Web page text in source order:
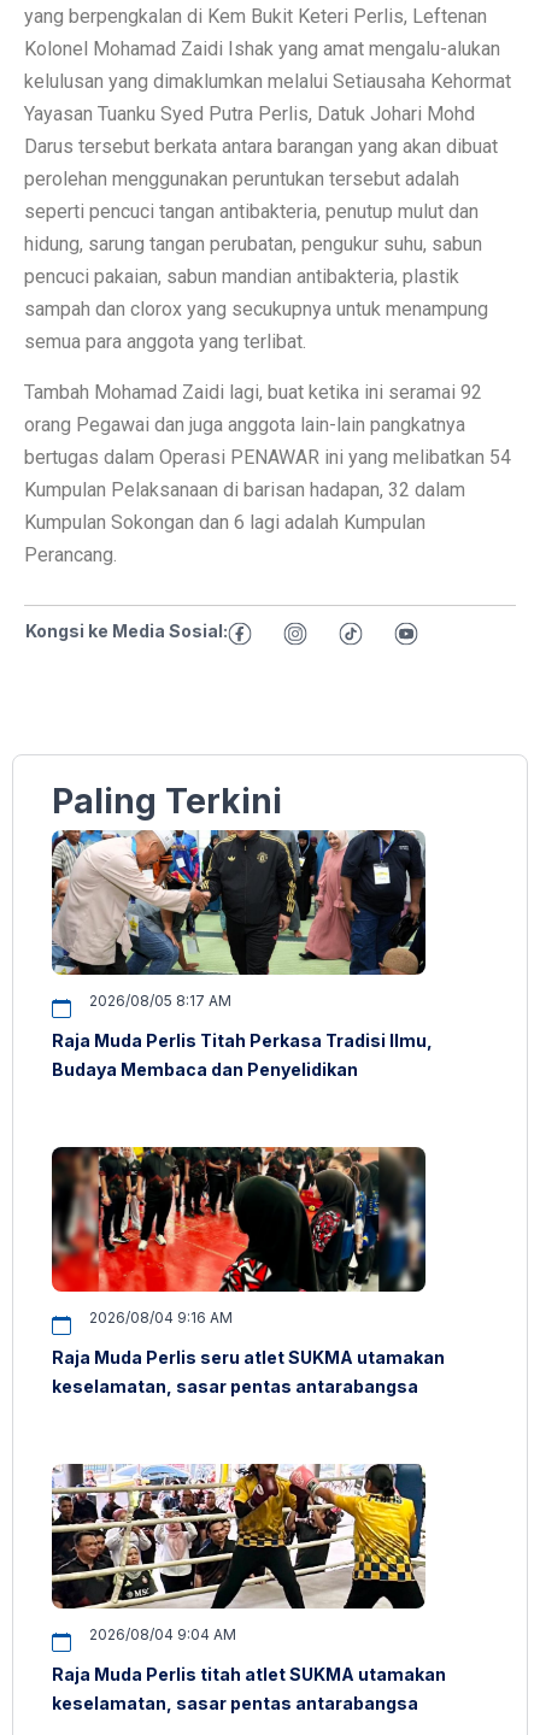
yang berpengkalan di Kem Bukit Keteri Perlis, Leftenan
Kolonel Mohamad Zaidi Ishak yang amat mengalu-alukan
kelulusan yang dimaklumkan melalui Setiausaha Kehormat
Yayasan Tuanku Syed Putra Perlis, Datuk Johari Mohd
Darus tersebut berkata antara barangan yang akan dibuat
perolehan menggunakan peruntukan tersebut adalah
seperti pencuci tangan antibakteria, penutup mulut dan
hidung, sarung tangan perubatan, pengukur suhu, sabun
pencuci pakaian, sabun mandian antibakteria, plastik
sampah dan clorox yang secukupnya untuk menampung
semua para anggota yang terlibat.
Tambah Mohamad Zaidi lagi, buat ketika ini seramai 92
orang Pegawai dan juga anggota lain-lain pangkatnya
bertugas dalam Operasi PENAWAR ini yang melibatkan 54
Kumpulan Pelaksanaan di barisan hadapan, 32 dalam
Kumpulan Sokongan dan 6 lagi adalah Kumpulan
Perancang.
Kongsi ke Media Sosial:
Paling Terkini
2026/08/05 8:17 AM
Raja Muda Perlis Titah Perkasa Tradisi Ilmu,
Budaya Membaca dan Penyelidikan
2026/08/04 9:16 AM
Raja Muda Perlis seru atlet SUKMA utamakan
keselamatan, sasar pentas antarabangsa
2026/08/04 9:04 AM
Raja Muda Perlis titah atlet SUKMA utamakan
keselamatan, sasar pentas antarabangsa